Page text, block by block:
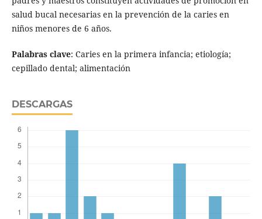
salud bucal necesarias en la prevención de la caries en
niños menores de 6 años.
Palabras clave: Caries en la primera infancia; etiología;
cepillado dental; alimentación
DESCARGAS